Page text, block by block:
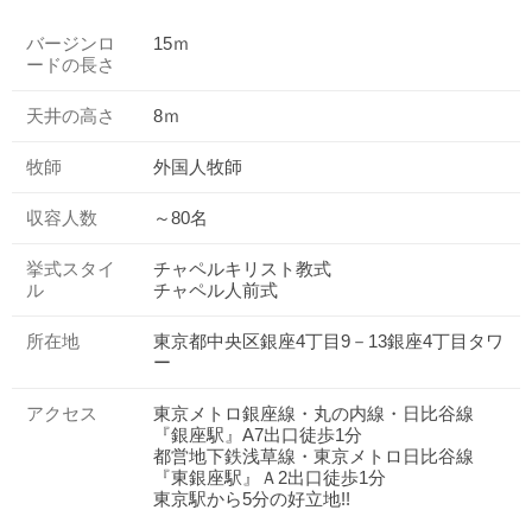
バージンロ
ードの長さ
15ｍ
天井の高さ 8ｍ
牧師 外国人牧師
収容人数 ～80名
挙式スタイ
ル
チャペルキリスト教式
チャペル人前式
所在地
東京都中央区銀座4丁目9－13銀座4丁目タワ
ー
アクセス
東京メトロ銀座線・丸の内線・日比谷線
『銀座駅』A7出口徒歩1分
都営地下鉄浅草線・東京メトロ日比谷線
『東銀座駅』Ａ2出口徒歩1分
東京駅から5分の好立地!!